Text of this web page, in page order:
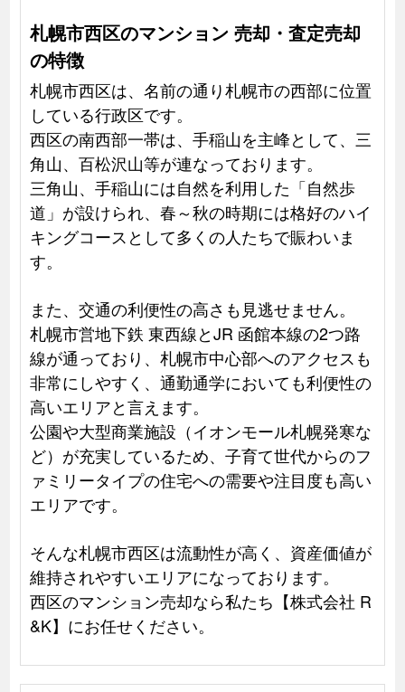
札幌市西区のマンション 売却・査定売却
の特徴
札幌市西区は、名前の通り札幌市の西部に位置
している行政区です。
西区の南西部一帯は、手稲山を主峰として、三
角山、百松沢山等が連なっております。
三角山、手稲山には自然を利用した「自然歩
道」が設けられ、春～秋の時期には格好のハイ
キングコースとして多くの人たちで賑わいま
す。
また、交通の利便性の高さも見逃せません。
札幌市営地下鉄 東西線とJR 函館本線の2つ路
線が通っており、札幌市中心部へのアクセスも
非常にしやすく、通勤通学においても利便性の
高いエリアと言えます。
公園や大型商業施設（イオンモール札幌発寒な
ど）が充実しているため、子育て世代からのフ
ァミリータイプの住宅への需要や注目度も高い
エリアです。
そんな札幌市西区は流動性が高く、資産価値が
維持されやすいエリアになっております。
西区のマンション売却なら私たち【株式会社 R
&K】にお任せください。